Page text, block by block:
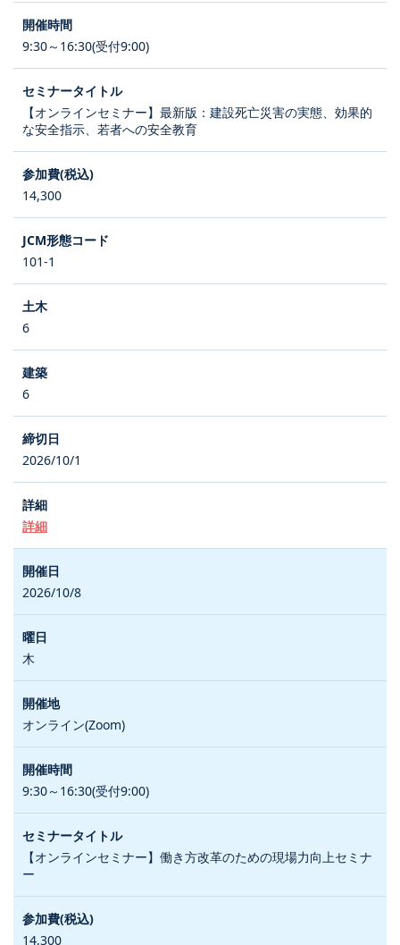
9:30～16:30(受付9:00)
【オンラインセミナー】最新版：建設死亡災害の実態、効果的
な安全指示、若者への安全教育
14,300
101-1
6
6
2026/10/1
詳細
2026/10/8
木
オンライン(Zoom)
9:30～16:30(受付9:00)
【オンラインセミナー】働き方改革のための現場力向上セミナ
ー
14,300